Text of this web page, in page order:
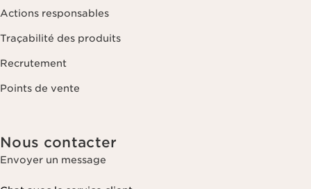
Actions responsables
Traçabilité des produits
Recrutement
Points de vente
Nous contacter
Envoyer un message